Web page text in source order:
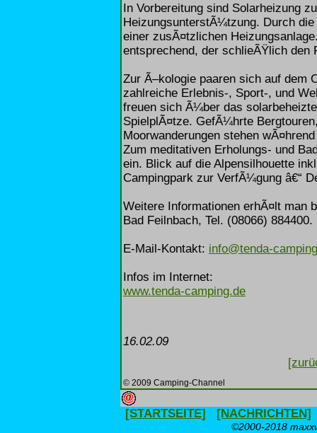
In Vorbereitung sind Solarheizung
HeizungsunterstÃ¼tzung. Durch
einer zusÃ¤tzlichen
entsprechend, der schlieÃŸlich den
Zur Ã–kologie paaren sich auf dem
zahlreiche Erlebnis-, Sport-, und
freuen sich Ã¼ber das
SpielplÃ¤tze. GefÃ¼hrte
Moorwanderungen stehen
Zum meditativen Erholungs- und
ein. Blick auf die Alpensilhouette
Campingpark zur VerfÃ¼gung â€“
Weitere Informationen erhÃ¤lt man
Bad Feilnbach, Tel. (08066) 884400.
E-Mail-Kontakt: info@tenda-
Infos im Internet:
www.tenda-camping.de
16.02.09
© 2009 Camping-Channel
[STARTSEITE] [NACHRICHTEN]
©2000-2018